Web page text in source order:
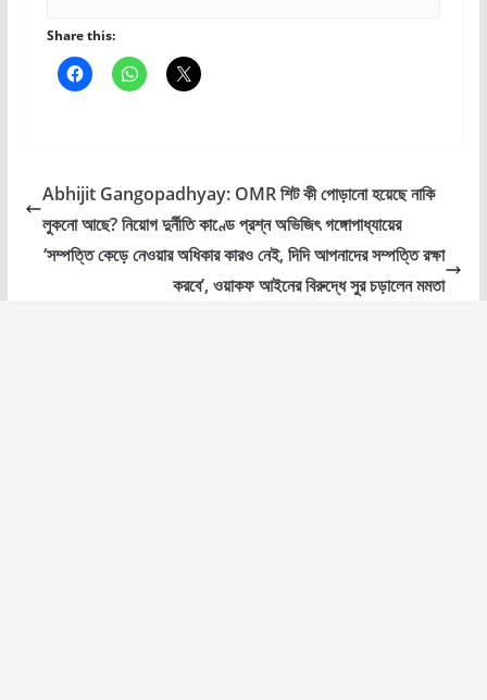
Share this:
Abhijit Gangopadhyay: OMR শিট কী পোড়ানো হয়েছে নাকি
লুকনো আছে? নিয়োগ দুর্নীতি কাণ্ডে প্রশ্ন অভিজিৎ গঙ্গোপাধ্যায়ের
‘সম্পত্তি কেড়ে নেওয়ার অধিকার কারও নেই, দিদি আপনাদের সম্পত্তি রক্ষা
করবে’, ওয়াকফ আইনের বিরুদ্ধে সুর চড়ালেন মমতা